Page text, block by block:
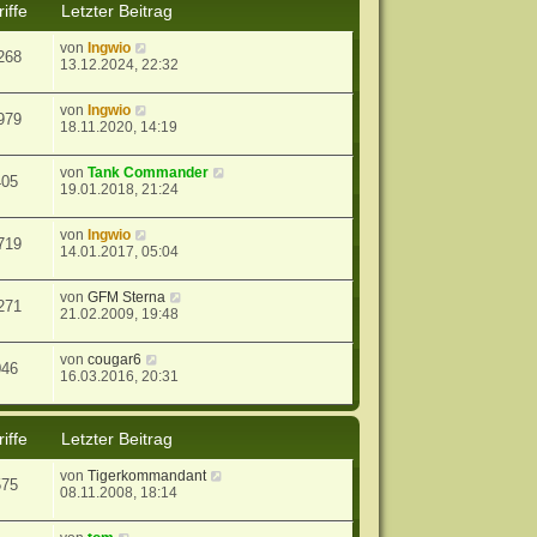
Letzter Beitrag
vonIngwio
13.12.2024, 22:32
vonIngwio
18.11.2020, 14:19
vonTank Commander
19.01.2018, 21:24
vonIngwio
14.01.2017, 05:04
vonGFM Sterna
21.02.2009, 19:48
voncougar6
16.03.2016, 20:31
Letzter Beitrag
vonTigerkommandant
08.11.2008, 18:14